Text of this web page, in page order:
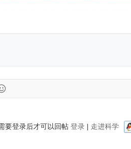
要登录后才可以回帖 登录| 走进科学